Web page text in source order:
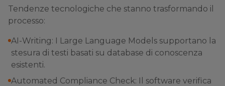
Tendenze tecnologiche che stanno trasformando il
processo:
AI-Writing: I Large Language Models supportano la
stesura di testi basati su database di conoscenza
esistenti.
Automated Compliance Check: Il software verifica